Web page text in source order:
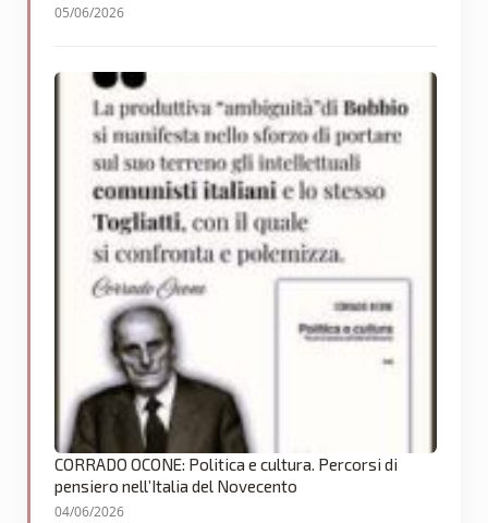
05/06/2026
CORRADO OCONE: Politica e cultura. Percorsi di
pensiero nell’Italia del Novecento
04/06/2026